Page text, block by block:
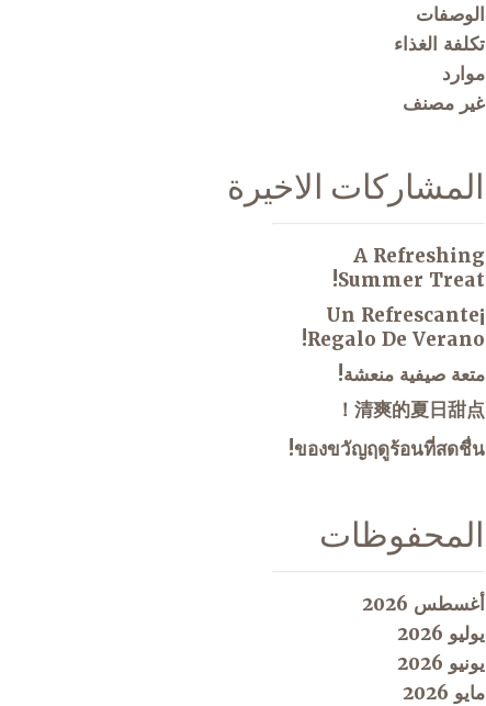
الوصفات
تكلفة الغذاء
موارد
غير مصنف
المشاركات الاخيرة
A Refreshing
Summer Treat!
¡Un Refrescante
Regalo De Verano!
متعة صيفية منعشة!
清爽的夏日甜点！
ของขวัญฤดูร้อนที่สดชื่น!
المحفوظات
أغسطس 2026
يوليو 2026
يونيو 2026
مايو 2026